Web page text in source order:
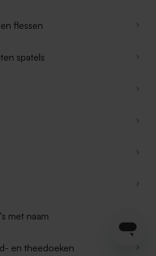
flessen
spatels
met naam
en theedoeken